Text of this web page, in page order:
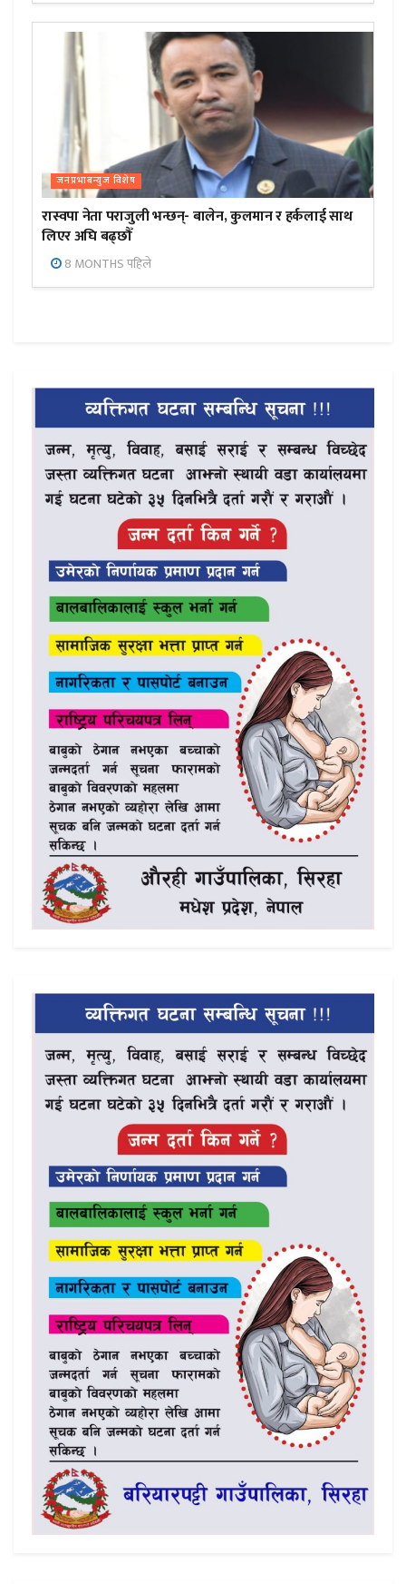
जनप्रभाबन्युज विशेष
रास्वपा नेता पराजुली भन्छन्- बालेन, कुलमान र हर्कलाई साथ
लिएर अघि बढ्छौँ
8 MONTHS पहिले